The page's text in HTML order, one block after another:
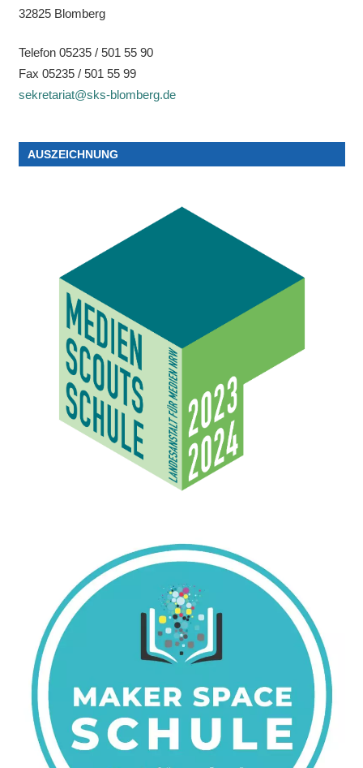
32825 Blomberg
Telefon 05235 / 501 55 90
Fax 05235 / 501 55 99
sekretariat@sks-blomberg.de
AUSZEICHNUNG